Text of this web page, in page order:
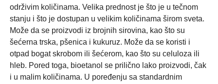
održivim količinama. Velika prednost je što je u tečnom
stanju i što je dostupan u velikim količinama širom sveta.
Može da se proizvodi iz brojnih sirovina, kao što su
šećerna trska, pšenica i kukuruz. Može da se koristi i
otpad bogat skrobom ili šećerom, kao što su celuloza ili
hleb. Pored toga, bioetanol se prilično lako proizvodi, čak
i u malim količinama. U poređenju sa standardnim